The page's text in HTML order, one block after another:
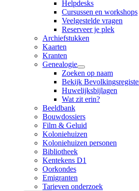
Helpdesks
Cursussen en workshops
Veelgestelde vragen
Reserveer je plek
Archiefstukken
Kaarten
Kranten
Genealogie
Zoeken op naam
Bekijk
Huwelijksbijlagen
Wat zit erin?
Beeldbank
Bouwdossiers
Film & Geluid
Koloniehuizen
Koloniehuizen personen
Bibliotheek
Kentekens D1
Oorkondes
Emigranten
Tarieven onderzoek